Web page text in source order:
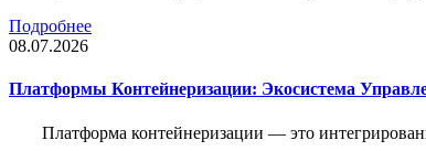
Подробнее
08.07.2026
Платформы Контейнеризации: Экосистема
Платформа контейнеризации — это